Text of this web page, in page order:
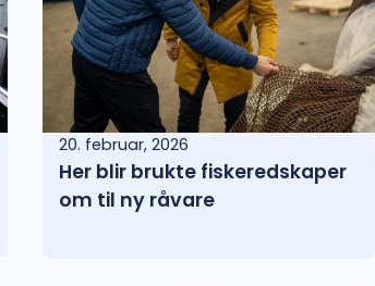
20. februar, 2026
Her blir brukte fiskeredskaper
om til ny råvare